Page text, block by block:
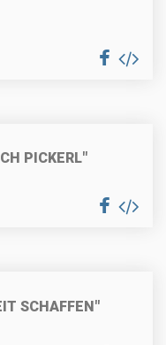
PICKERL"
SCHAFFEN"